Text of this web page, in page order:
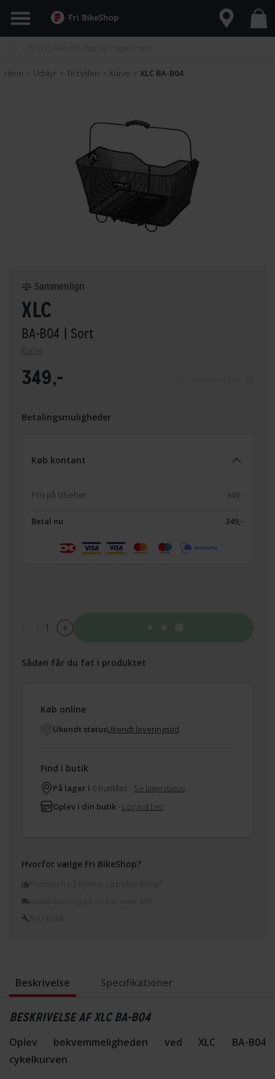
Hjem > Udstyr > Til cyklen > Kurve > XLC BA-B04
XLC
BA-B04 | Sort
Kurve
Sammenlign
349,-
Betalingsmuligheder
Køb kontant
Pris på tilbehør 349,-
Betal nu 349,-
1
Sådan får du fat i produktet
Køb online
Ukendt statusUkendt leveringstid
Find i butik
På lager i 0 butikker - Se lagerstatus
Oplev i din butik - Log ind her
Hvorfor vælge Fri BikeShop?
Prismatch på hjelme og beklædning*
Beskrivelse Specifikationer
BESKRIVELSE AF XLC BA-B04
Oplev bekvemmeligheden ved XLC BA-B04
cykelkurven